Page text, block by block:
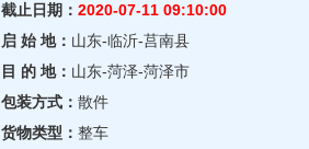
截止日期： 2020-07-11 09:10:00
启 始 地： 山东-临沂-莒南县
目 的 地： 山东-菏泽-菏泽市
包装方式： 散件
货物类型： 整车